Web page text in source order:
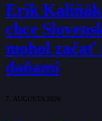
Erik Kaliňák
chce
mohol začať
daňami
7. AUGUSTA 2026